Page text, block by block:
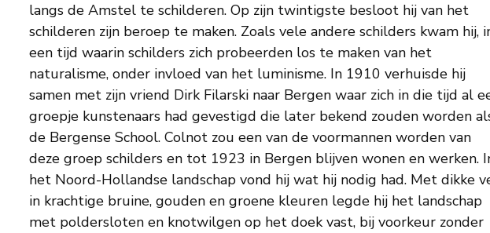
langs de Amstel te schilderen. Op zijn twintigste besloot hij van het
schilderen zijn beroep te maken. Zoals vele andere schilders kwam hij,
een tijd waarin schilders zich probeerden los te maken van het
naturalisme, onder invloed van het luminisme. In 1910 verhuisde hij
samen met zijn vriend Dirk Filarski naar Bergen waar zich in die tijd al
groepje kunstenaars had gevestigd die later bekend zouden worden
de Bergense School. Colnot zou een van de voormannen worden van
deze groep schilders en tot 1923 in Bergen blijven wonen en werken.
het Noord-Hollandse landschap vond hij wat hij nodig had. Met dikke
in krachtige bruine, gouden en groene kleuren legde hij het landschap
met poldersloten en knotwilgen op het doek vast, bij voorkeur zonder